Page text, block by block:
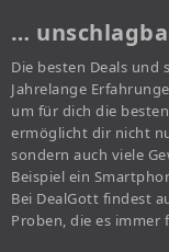
…
Die besten Deals und
Jahrelange
um für dich die
ermöglicht dir nicht
sondern auch viele
Beispiel ein
Bei DealGott findest
Proben, die es